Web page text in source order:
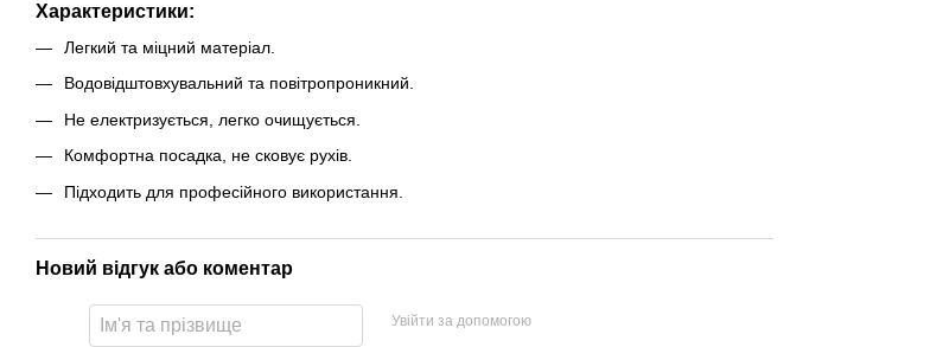
Характеристики:
Легкий та міцний матеріал.
Водовідштовхувальний та повітропроникний.
Не електризується, легко очищується.
Комфортна посадка, не сковує рухів.
Підходить для професійного використання.
Новий відгук або коментар
Увійти за допомогою